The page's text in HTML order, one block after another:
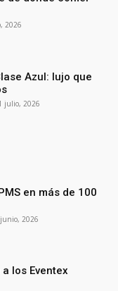
2026
Azul: lujo que
julio, 2026
en más de 100
2026
los Eventex